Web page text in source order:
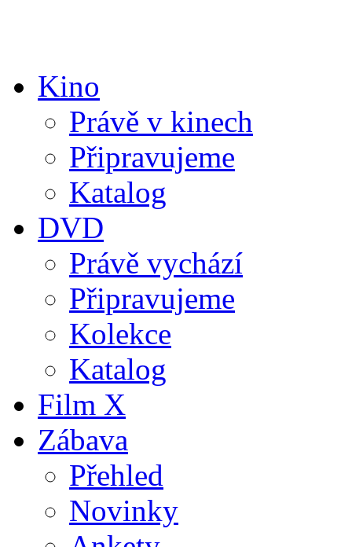
Kino
Právě v kinech
Připravujeme
Katalog
DVD
Právě vychází
Připravujeme
Kolekce
Katalog
Film X
Zábava
Přehled
Novinky